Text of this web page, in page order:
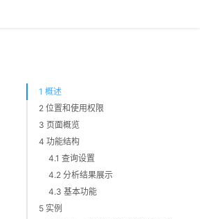
1 概述
2 位置和使用权限
3 页面概览
4 功能结构
4.1 查询设置
4.2 分析结果展示
4.3 基本功能
5 实例